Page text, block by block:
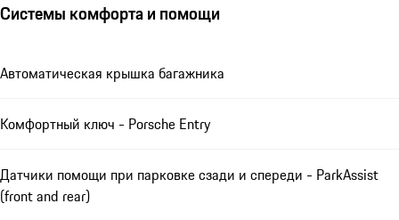
Системы комфорта и помощи
Автоматическая крышка багажника
Комфортный ключ - Porsche Entry
Датчики помощи при парковке сзади и спереди - ParkAssist
(front and rear)